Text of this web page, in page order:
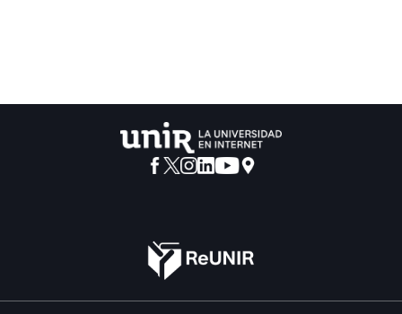
realizan los peritos informáticos,
investigadores del campo científico que ayudan a
sancionar a los delincuentes informáticos.